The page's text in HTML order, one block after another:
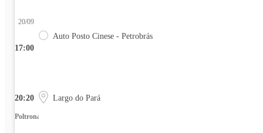
17:00
20/09
Auto Posto Cinese - Petrobrás
20:20 Largo do Pará
Poltrona